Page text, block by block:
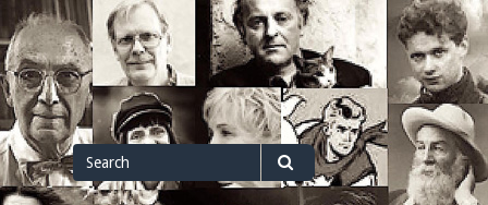
Skip
to
content
Search
for
Search